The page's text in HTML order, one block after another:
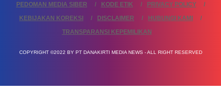
PEDOMAN MEDIA SIBER
KODE ETIK
PRIVACY POLICY
KEBIJAKAN KOREKSI
DISCLAIMER
HUBUNGI KAMI
TRANSPARANSI KEPEMILIKAN
COPYRIGHT ©2022 BY PT DANAKIRTI MEDIA NEWS - ALL RIGHT RESERVED